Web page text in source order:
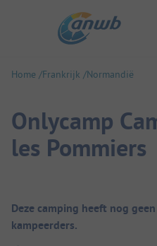
Home Frankrijk Normandië
Onlycamp
les Pommiers
Camping overzicht
Deze camping heeft nog
kampeerders.